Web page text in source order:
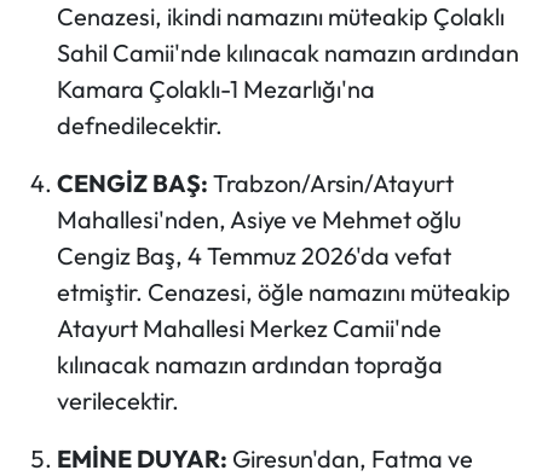
Cenazesi, ikindi namazını müteakip Çolaklı
Sahil Camii'nde kılınacak namazın ardından
Kamara Çolaklı-1 Mezarlığı'na
defnedilecektir.
CENGİZ BAŞ: Trabzon/Arsin/Atayurt
Mahallesi'nden, Asiye ve Mehmet oğlu
Cengiz Baş, 4 Temmuz 2026'da vefat
etmiştir. Cenazesi, öğle namazını müteakip
Atayurt Mahallesi Merkez Camii'nde
kılınacak namazın ardından toprağa
verilecektir.
EMİNE DUYAR: Giresun'dan, Fatma ve